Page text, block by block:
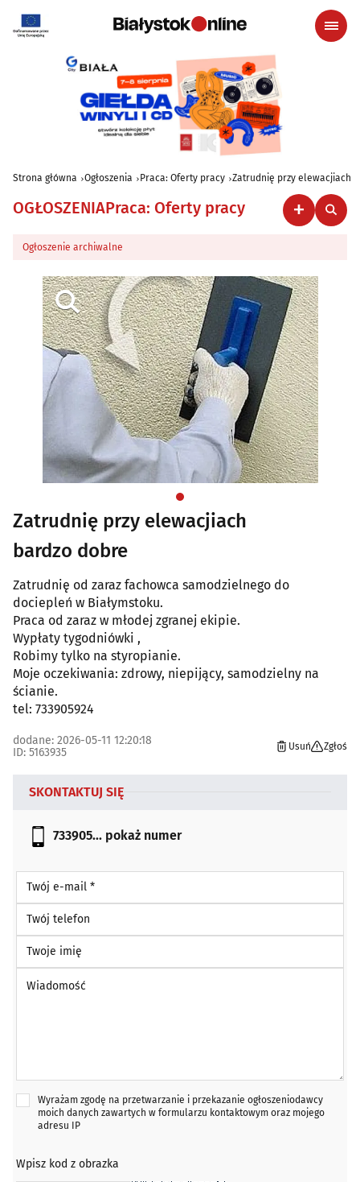
Strona główna Ogłoszenia Praca: Oferty pracy Zatrudnię przy elewacjiach
OGŁOSZENIAPraca: Oferty pracy
Ogłoszenie archiwalne
Zatrudnię przy elewacjiach
bardzo dobre
Zatrudnię od zaraz fachowca samodzielnego do
dociepleń w Białymstoku.
Praca od zaraz w młodej zgranej ekipie.
Wypłaty tygodniówki ,
Robimy tylko na styropianie.
Moje oczekiwania: zdrowy, niepijący, samodzielny na
ścianie.
tel: 733905924
dodane: 2026-05-11 12:20:18
ID: 5163935
Usuń Zgłoś
SKONTAKTUJ SIĘ
733905... pokaż numer
Twój e-mail *
Twój telefon
Twoje imię
Wyrażam zgodę na przetwarzanie i przekazanie ogłoszeniodawcy
moich danych zawartych w formularzu kontaktowym oraz mojego
adresu IP
Wpisz kod z obrazka